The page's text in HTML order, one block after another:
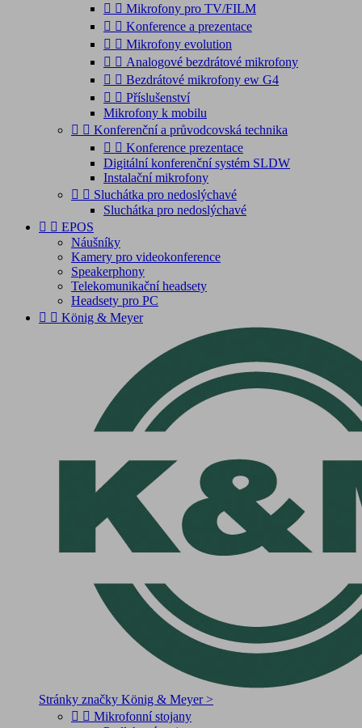
  Mikrofony pro TV/FILM
  Konference a prezentace
  Mikrofony evolution
  Analogové bezdrátové mikrofony
  Bezdrátové mikrofony ew G4
  Příslušenství
Mikrofony k mobilu
  Konferenční a průvodcovská technika
  Konference prezentace
Digitální konferenční systém SLDW
Instalační mikrofony
  Sluchátka pro nedoslýchavé
Sluchátka pro nedoslýchavé
  EPOS
Náušníky
Kamery pro videokonference
Speakerphony
Telekomunikační headsety
Headsety pro PC
  König & Meyer
Stránky značky König & Meyer >
  Mikrofonní stojany